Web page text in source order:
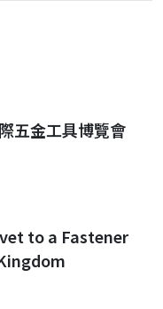
五金工具博覽會
to a Fastener